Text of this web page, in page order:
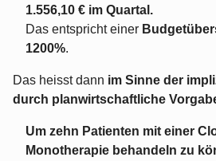
1.556,10 € im Quartal.
Das entspricht einer
1200%.
Das heisst dann im Sinne der
durch planwirtschaftliche
Um zehn Patienten mit einer
Monotherapie behandeln zu